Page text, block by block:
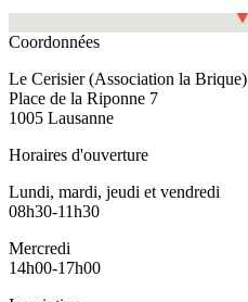
Coordonnées
Le Cerisier (Association la Brique)
Place de la Riponne 7
1005 Lausanne
Horaires d'ouverture
Lundi, mardi, jeudi et vendredi
08h30-11h30
Mercredi
14h00-17h00